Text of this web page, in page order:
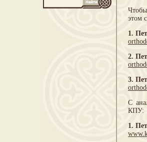
этом
1.
2.
3.
С
КПУ:
1.